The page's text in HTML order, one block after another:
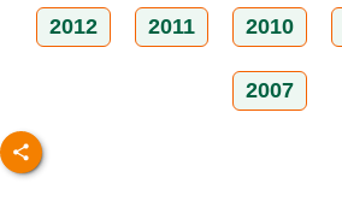
2012 2011 2010
2007